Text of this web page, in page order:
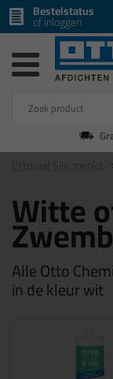
Bestelstatus
of inloggen
Witte
Alle Otto
in de kleur wit